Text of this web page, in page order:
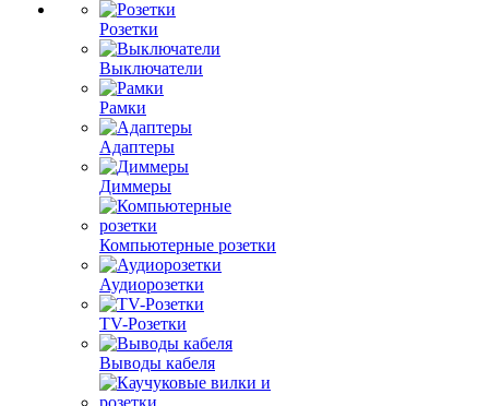
Розетки
Выключатели
Рамки
Адаптеры
Диммеры
Компьютерные розетки
Аудиорозетки
TV-Розетки
Выводы кабеля